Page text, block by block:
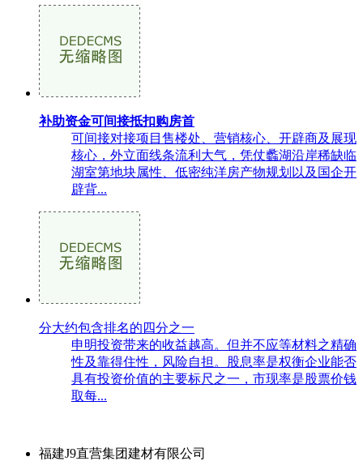
补助资金可间接抵扣购房首
可间接对接项目售楼处、营销核心、开辟商及展现
核心，外立面线条流利大气，凭仗蠡湖沿岸稀缺临
湖室第地块属性、低密纯洋房产物规划以及国企开
辟背...
分大约包含排名的四分之一
申明投资带来的收益越高。但并不应等材料之精确
性及靠得住性，风险自担。股息率是权衡企业能否
具有投资价值的主要标尺之一，市现率是股票价钱
取每...
福建J9直营集团建材有限公司